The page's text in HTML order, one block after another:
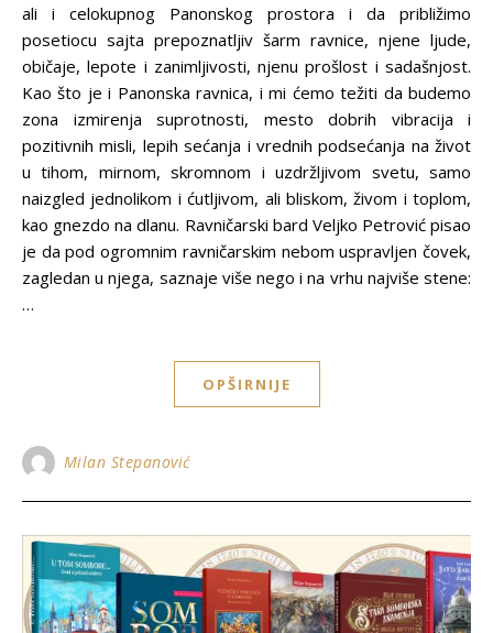
ali i celokupnog Panonskog prostora i da približimo
posetiocu sajta prepoznatljiv šarm ravnice, njene ljude,
običaje, lepote i zanimljivosti, njenu prošlost i sadašnjost.
Kao što je i Panonska ravnica, i mi ćemo težiti da budemo
zona izmirenja suprotnosti, mesto dobrih vibracija i
pozitivnih misli, lepih sećanja i vrednih podsećanja na život
u tihom, mirnom, skromnom i uzdržljivom svetu, samo
naizgled jednolikom i ćutljivom, ali bliskom, živom i toplom,
kao gnezdo na dlanu. Ravničarski bard Veljko Petrović pisao
je da pod ogromnim ravničarskim nebom uspravljen čovek,
zagledan u njega, saznaje više nego i na vrhu najviše stene:
…
OPŠIRNIJE
Milan Stepanović